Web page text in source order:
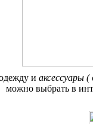
и аксессуары
можно выбрать в